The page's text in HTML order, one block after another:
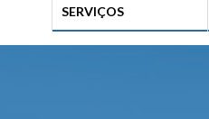
SERVIÇOS